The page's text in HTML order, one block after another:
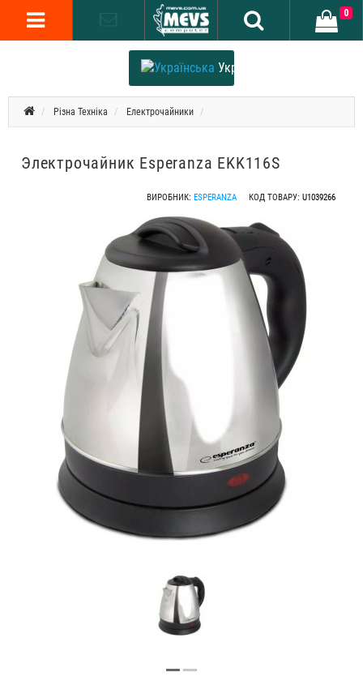
Українська
0
Різна Техніка Електрочайники
Электрочайник Esperanza EKK116S
ВИРОБНИК: ESPERANZA КОД ТОВАРУ: U1039266